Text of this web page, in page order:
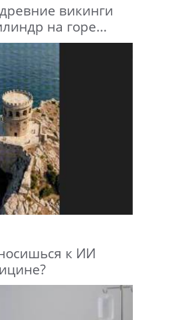
викинги
на горе...
к ИИ